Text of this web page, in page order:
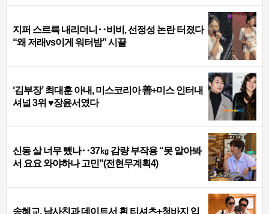
지퍼 스르륵 내리더니‥비비, 선정성 논란 터졌다
“왜 저래vs이게 워터밤” 시끌
‘김부장’ 최대훈 아내, 미스코리아 善+미스 인터내
셔널 3위 ♥장윤서였다
신동 살 너무 뺐나‥37㎏ 감량 부작용 “못 알아봐
서 요요 와야하나 고민”(전현무계획4)
송혜교, 남사친과 데이트서 흰 티셔츠+청바지 입